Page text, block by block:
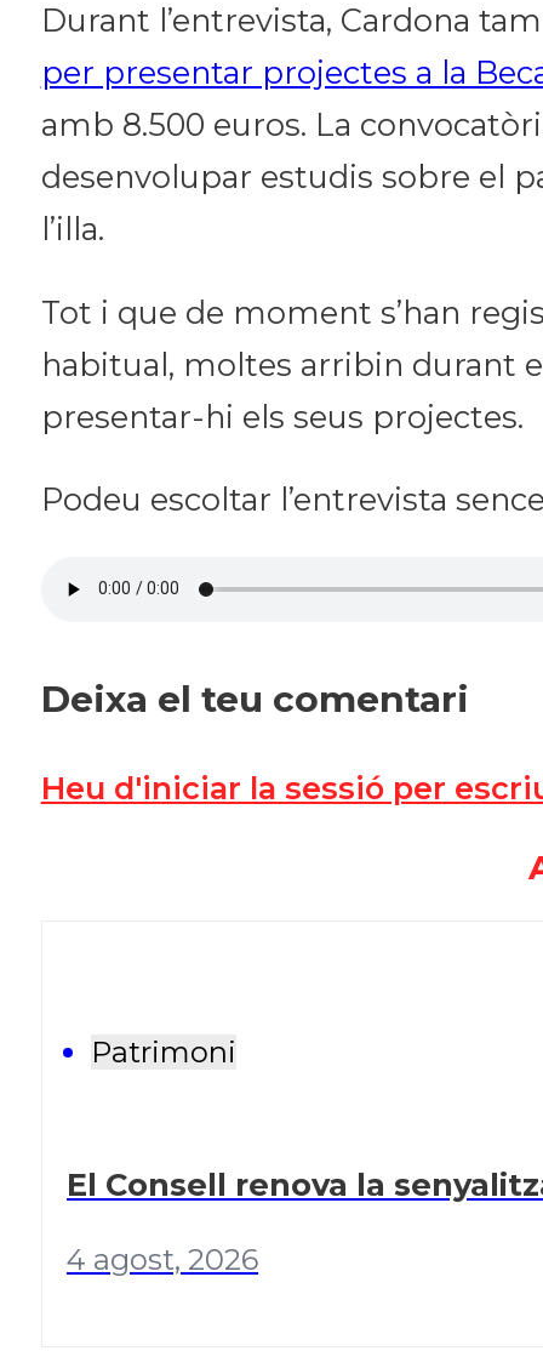
Durant l’entrevista, Cardona
per presentar projectes a la
amb 8.500 euros. La
desenvolupar estudis sobre el
l’illa.
Tot i que de moment s’han
habitual, moltes arribin durant
presentar-hi els seus projectes.
Podeu escoltar l’entrevista
Deixa el teu comentari
Heu d'iniciar la sessió per
Patrimoni
El Consell renova la
4 agost, 2026